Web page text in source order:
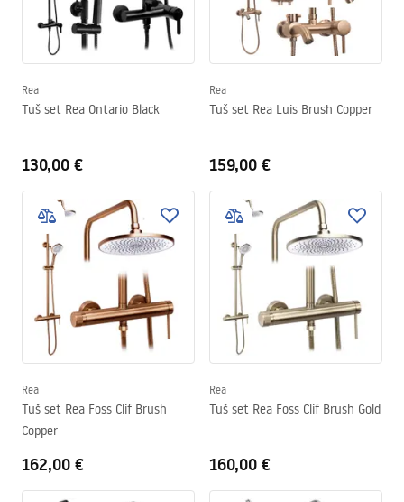
Rea
Tuš set Rea Ontario Black
130,00 €
Rea
Tuš set Rea Luis Brush Copper
159,00 €
Rea
Tuš set Rea Foss Clif Brush
Copper
162,00 €
Rea
Tuš set Rea Foss Clif Brush Gold
160,00 €